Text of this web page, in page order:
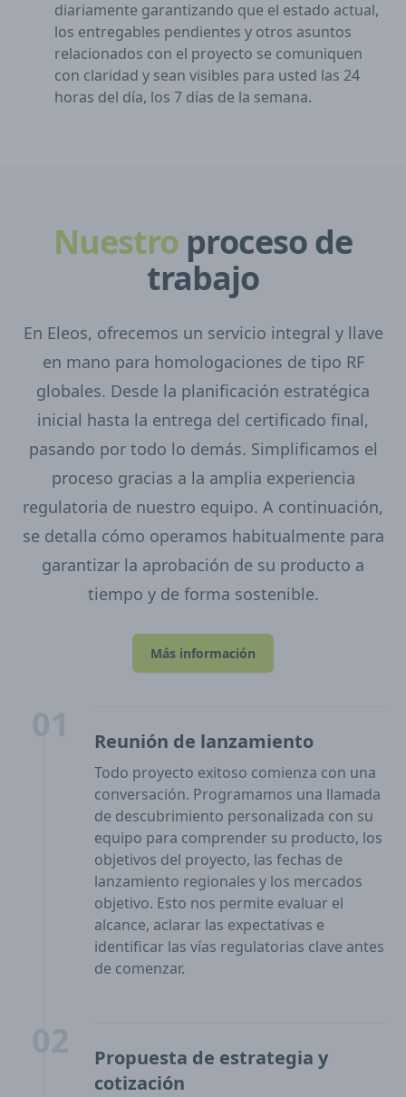
diariamente garantizando que el estado actual,
los entregables pendientes y otros asuntos
relacionados con el proyecto se comuniquen
con claridad y sean visibles para usted las 24
horas del día, los 7 días de la semana.
Nuestro proceso de
trabajo
En Eleos, ofrecemos un servicio integral y llave
en mano para homologaciones de tipo RF
globales. Desde la planificación estratégica
inicial hasta la entrega del certificado final,
pasando por todo lo demás. Simplificamos el
proceso gracias a la amplia experiencia
regulatoria de nuestro equipo. A continuación,
se detalla cómo operamos habitualmente para
garantizar la aprobación de su producto a
tiempo y de forma sostenible.
Más información
Reunión de lanzamiento
Todo proyecto exitoso comienza con una
conversación. Programamos una llamada
de descubrimiento personalizada con su
equipo para comprender su producto, los
objetivos del proyecto, las fechas de
lanzamiento regionales y los mercados
objetivo. Esto nos permite evaluar el
alcance, aclarar las expectativas e
identificar las vías regulatorias clave antes
de comenzar.
Propuesta de estrategia y
cotización